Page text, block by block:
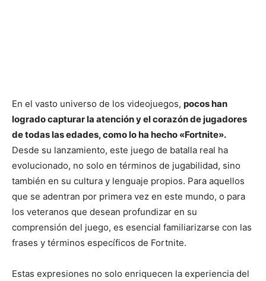
En el vasto universo de los videojuegos, pocos han
logrado capturar la atención y el corazón de jugadores
de todas las edades, como lo ha hecho «Fortnite».
Desde su lanzamiento, este juego de batalla real ha
evolucionado, no solo en términos de jugabilidad, sino
también en su cultura y lenguaje propios. Para aquellos
que se adentran por primera vez en este mundo, o para
los veteranos que desean profundizar en su
comprensión del juego, es esencial familiarizarse con las
frases y términos específicos de Fortnite.
Estas expresiones no solo enriquecen la experiencia del